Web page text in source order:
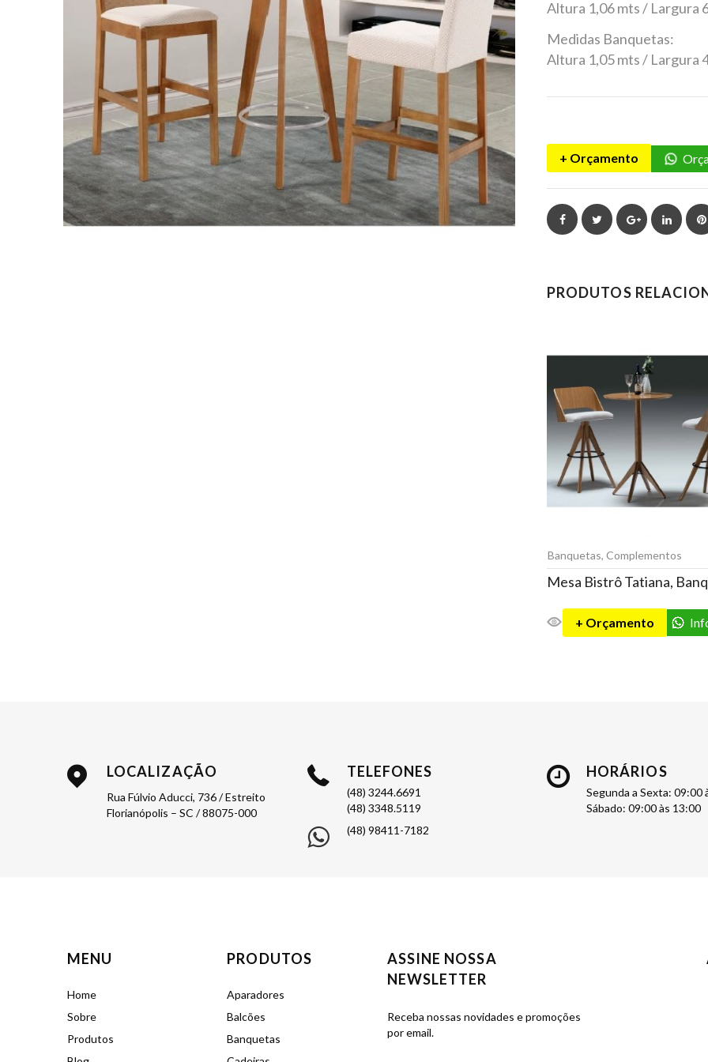
Altura 1,06 mts / Largura
Medidas Banquetas:
Altura 1,05 mts / Largura
+ Orçamento
FacebookTwitterGoogle+
PRODUTOS
Banquetas, Complementos
+ Orçamento
LOCALIZAÇÃO
Rua Fúlvio Aducci, 736 / Estreito
Florianópolis – SC / 88075-000
TELEFONES
(48) 3244.6691
(48) 3348.5119
(48) 98411-7182
HORÁRIOS
Segunda a Sexta: 09:00
Sábado: 09:00 às 13:00
MENU
Home
Sobre
Produtos
PRODUTOS
Aparadores
Balcões
Banquetas
ASSINE NOSSA
NEWSLETTER
Receba nossas novidades e promoções
por email.